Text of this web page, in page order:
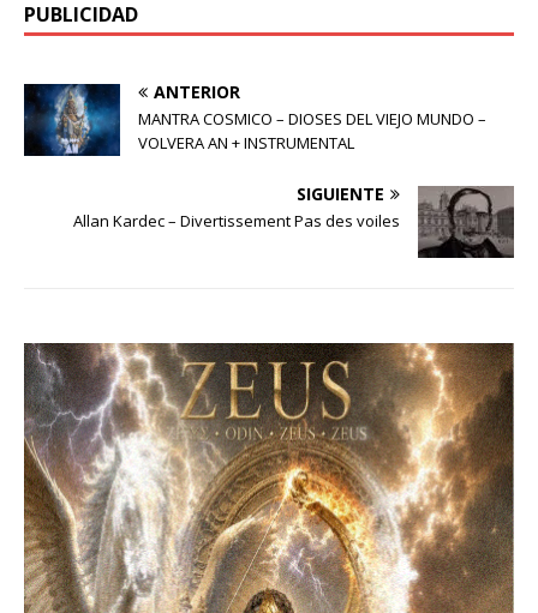
PUBLICIDAD
ANTERIOR
MANTRA COSMICO – DIOSES DEL VIEJO MUNDO –
VOLVERA AN + INSTRUMENTAL
SIGUIENTE
Allan Kardec – Divertissement Pas des voiles